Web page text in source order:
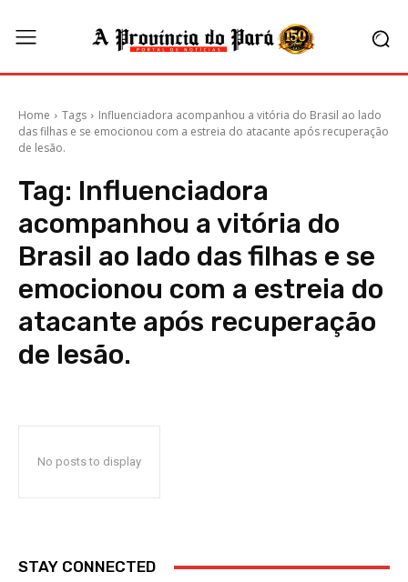
Home Tags
Influenciadora acompanhou a vitória do Brasil ao lado
das filhas e se emocionou com a estreia do atacante após recuperação
de lesão.
Tag: Influenciadora
acompanhou a vitória do
Brasil ao lado das filhas e se
emocionou com a estreia do
atacante após recuperação
de lesão.
No posts to display
STAY CONNECTED